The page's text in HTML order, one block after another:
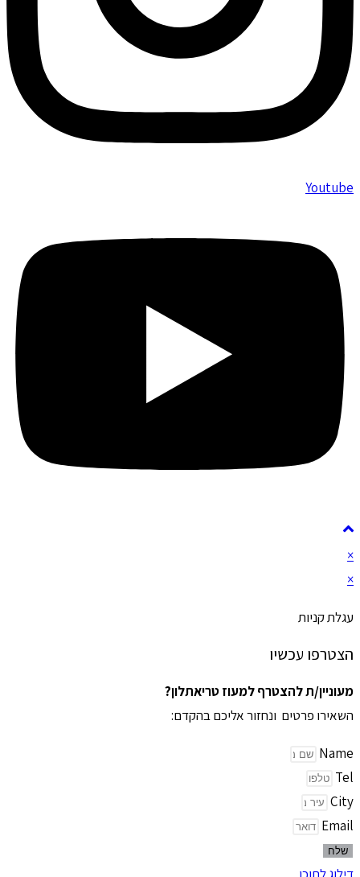
Youtube
×
×
עגלת קניות
הצטרפו עכשיו
מעוניין/ת להצטרף למעוז טריאתלון?
השאירו פרטים ונחזור אליכם בהקדם:
Name
Tel
City
Email
שלח